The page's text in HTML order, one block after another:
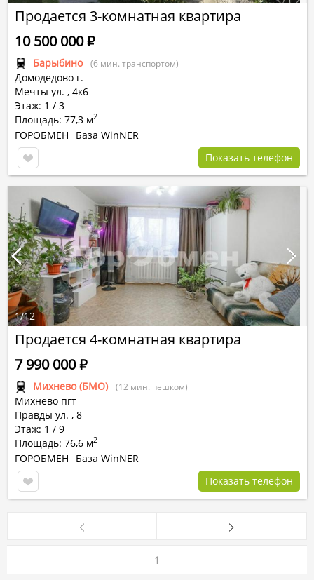
Продается 3-комнатная квартира
Барыбино (6 мин. транспортом)
Домодедово г.
Мечты ул. , 4к6
Этаж: 1 / 3
Площадь: 77,3 м2
10 500 000Р
ГОРОБМЕН
База WinNER
Показать телефон
Продается 4-комнатная квартира
Михнево (БМО) (12 мин. пешком)
Михнево пгт
Правды ул. , 8
Этаж: 1 / 9
Площадь: 76,6 м2
7 990 000Р
ГОРОБМЕН
База WinNER
Показать телефон
1/12
1